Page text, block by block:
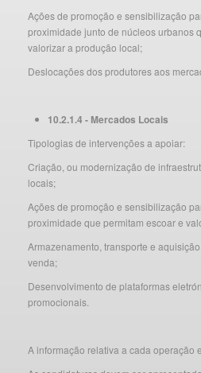
Ações de promoção e sensibilização
proximidade junto de núcleos urbanos
valorizar a produção local;
Deslocações dos produtores aos
10.2.1.4 - Mercados Locais
Tipologias de intervenções a apoiar:
Criação, ou modernização de
locais;
Ações de promoção e sensibilização
proximidade que permitam escoar e
Armazenamento, transporte e
venda;
Desenvolvimento de plataformas
promocionais.
A informação relativa a cada operação